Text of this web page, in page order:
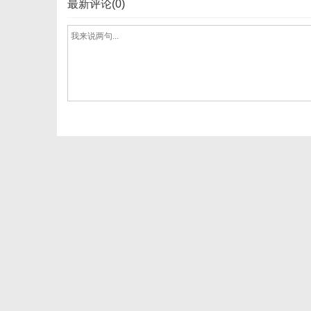
最新评论(0)